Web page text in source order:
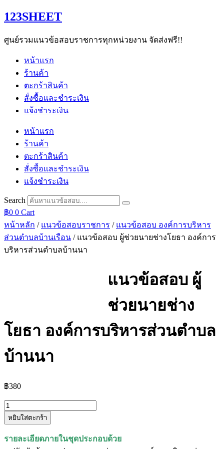
Skip
to
123SHEET
ศูนย์รวมแนวข้อสอบราชการทุกหน่วยงาน จัดส่งฟรี!!
หน้าแรก
ร้านค้า
ตะกร้าสินค้า
สั่งซื้อและชำระเงิน
แจ้งชำระเงิน
หน้าแรก
ร้านค้า
ตะกร้าสินค้า
สั่งซื้อและชำระเงิน
แจ้งชำระเงิน
Search
฿0 0 Cart
หน้าหลัก / แนวข้อสอบราชการ / แนวข้อสอบ องค์การบริหาร
ส่วนตําบลบ้านเรือน / แนวข้อสอบ ผู้ช่วยนายช่างโยธา องค์การ
บริหารส่วนตำบลบ้านนา
แนวข้อสอบ ผู้
ช่วยนายช่าง
โยธา องค์การบริหารส่วนตำบล
บ้านนา
฿380
จำนวน
แนว
ผู้
หยิบใส่ตะกร้า
รายละเอียดภายในชุดประกอบด้วย